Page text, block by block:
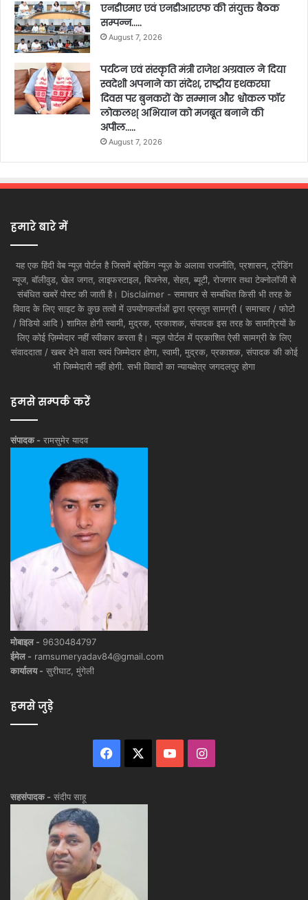
एनडीएमए एवं एनडीआरएफ की संयुक्त बैठक
सम्पन्न…..
August 7, 2026
पर्यटन एवं संस्कृति मंत्री राजेश अग्रवाल ने दिया
स्वदेशी अपनाने का संदेश, राष्ट्रीय हथकरघा
दिवस पर बुनकरों के सम्मान और श्वोकल फॉर
लोकलश् अभियान को मजबूत बनाने की
अपील…..
August 7, 2026
हमारे बारे में
यह एक हिंदी वेब न्यूज़ पोर्टल है जिसमें ब्रेकिंग न्यूज़ के अलावा राजनीति, प्रशासन, ट्रेंडिंग
न्यूज, बॉलीवुड, खेल जगत, लाइफस्टाइल, बिजनेस, सेहत, ब्यूटी, रोजगार तथा टेक्नोलॉजी से
संबंधित खबरें पोस्ट की जाती है। Disclaimer - समाचार से सम्बंधित किसी भी तरह के
विवाद के लिए साइट के कुछ तत्वों में उपयोगकर्ताओं द्वारा प्रस्तुत सामग्री ( समाचार / फोटो
/ विडियो आदि ) शामिल होगी स्वामी, मुद्रक, प्रकाशक, संपादक इस तरह के सामग्रियों के
लिए कोई ज़िम्मेदार नहीं स्वीकार करता है। न्यूज़ पोर्टल में प्रकाशित ऐसी सामग्री के लिए
संवाददाता / खबर देने वाला स्वयं जिम्मेदार होगा, स्वामी, मुद्रक, प्रकाशक, संपादक की कोई
भी जिम्मेदारी नहीं होगी. सभी विवादों का न्यायक्षेत्र जगदलपुर होगा
हमसे सम्पर्क करें
संपादक - रामसुमेर यादव
मोबाइल - 9630484797
ईमेल - ramsumeryadav84@gmail.com
कार्यालय - सुरीघाट, मुंगेली
हमसे जुड़े
Facebook YouTubeInstagram
सहसंपादक - संदीप साहू